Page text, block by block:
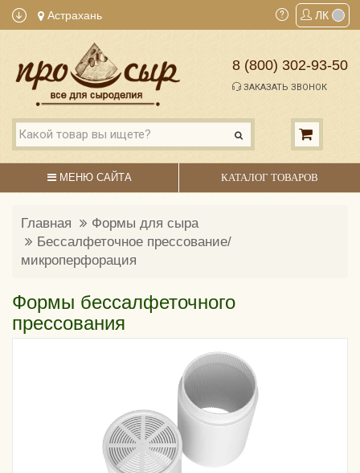
Астрахань ЛК
8 (800) 302-93-50
ЗАКАЗАТЬ ЗВОНОК
МЕНЮ САЙТА КАТАЛОГ ТОВАРОВ
Главная
Формы для сыра
Бессалфеточное прессование/
микроперфорация
Формы бессалфеточного
прессования